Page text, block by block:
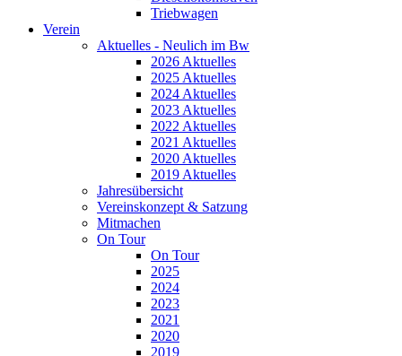
Triebwagen
Verein
Aktuelles - Neulich im Bw
2026 Aktuelles
2025 Aktuelles
2024 Aktuelles
2023 Aktuelles
2022 Aktuelles
2021 Aktuelles
2020 Aktuelles
2019 Aktuelles
Jahresübersicht
Vereinskonzept & Satzung
Mitmachen
On Tour
On Tour
2025
2024
2023
2021
2020
2019